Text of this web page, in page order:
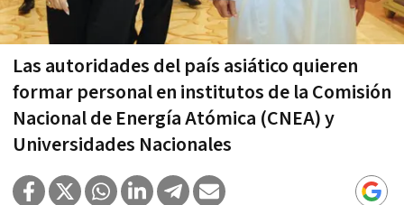
Las autoridades del país asiático quieren
formar personal en institutos de la Comisión
Nacional de Energía Atómica (CNEA) y
Universidades Nacionales